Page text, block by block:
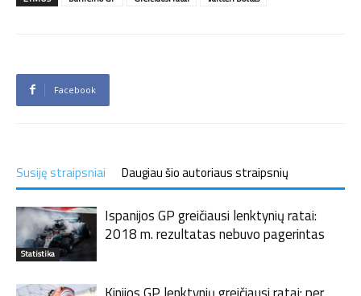
Facebook
Susiję straipsniai Daugiau šio autoriaus straipsnių
Statistika
Ispanijos GP greičiausi lenktynių ratai:
2018 m. rezultatas nebuvo pagerintas